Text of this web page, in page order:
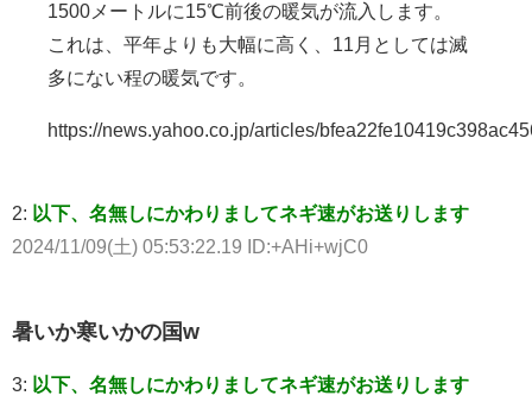
1500メートルに15℃前後の暖気が流入します。
これは、平年よりも大幅に高く、11月としては滅
多にない程の暖気です。
https://news.yahoo.co.jp/articles/
2: 以下、名無しにかわりましてネギ速がお送りします
2024/11/09(土) 05:53:22.19 ID:+AHi+wjC0
暑いか寒いかの国w
3: 以下、名無しにかわりましてネギ速がお送りします